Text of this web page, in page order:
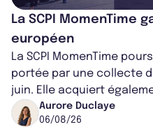
La SCPI MomenTime
européen
La SCPI MomenTime
portée par une collecte
juin. Elle acquiert
Worcester, place une
Aurore Duclaye
06/08/26